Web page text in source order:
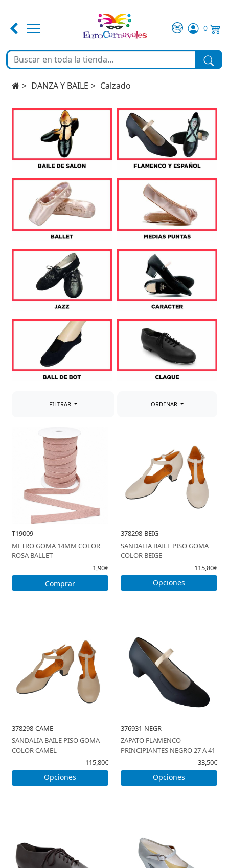
0
DISFRACES
COMPLEMENTOS
FIESTA Y DECORACIÓN
DEPORTE Y OCIO
DANZA Y BAILE
VESTUARIO PAYESES
REVELACION
HORARIO DE TIENDA
GUÍA DE TALLAS
SOBRE NOSOTROS
MI CUENTA
DANZA Y BAILE Calzado
FILTRAR ORDENAR
T19009
METRO GOMA 14MM COLOR
ROSA BALLET
1,90€
Comprar
378298-BEIG
SANDALIA BAILE PISO GOMA
COLOR BEIGE
115,80€
Opciones
378298-CAME
SANDALIA BAILE PISO GOMA
COLOR CAMEL
115,80€
Opciones
376931-NEGR
ZAPATO FLAMENCO
PRINCIPIANTES NEGRO 27 A 41
33,50€
Opciones